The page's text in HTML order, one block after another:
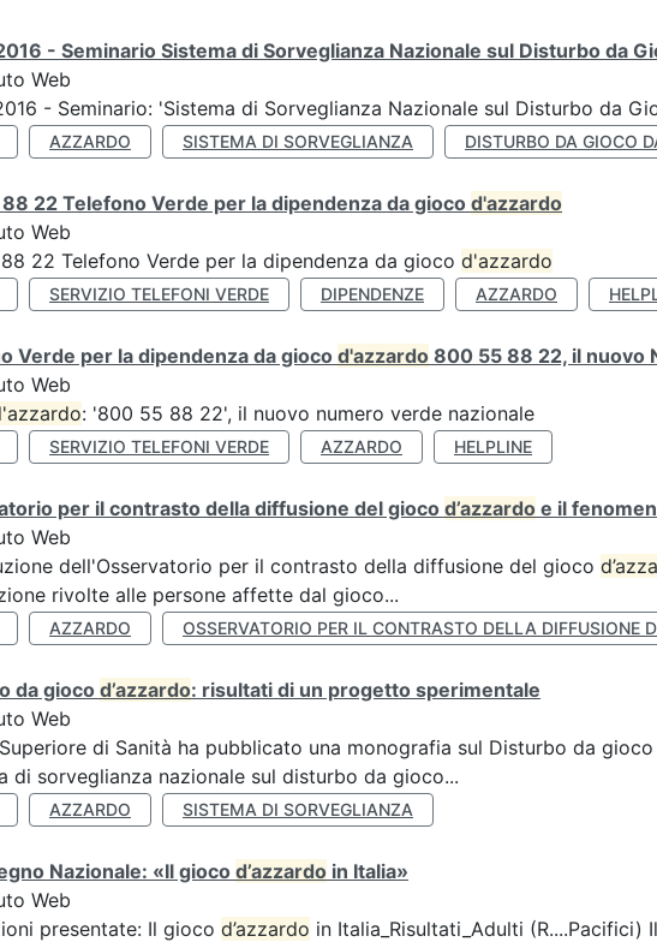
- Seminario Sistema di Sorveglianza Nazionale sul Disturbo da
Web
- Seminario: 'Sistema di Sorveglianza Nazionale sul Disturbo da
AZZARDO SISTEMA DI SORVEGLIANZA DISTURBO DA GIOCO
22 Telefono Verde per la dipendenza da gioco d'azzardo
Web
22 Telefono Verde per la dipendenza da gioco d'azzardo
SERVIZIO TELEFONI VERDE DIPENDENZE AZZARDO
Verde per la dipendenza da gioco d'azzardo 800 55 88 22, il nuovo
Web
: '800 55 88 22', il nuovo numero verde nazionale
SERVIZIO TELEFONI VERDE AZZARDO HELPLINE
per il contrasto della diffusione del gioco d’azzardo e il
Web
dell'Osservatorio per il contrasto della diffusione del gioco
rivolte alle persone affette dal gioco...
AZZARDO OSSERVATORIO PER IL CONTRASTO DELLA DIFFUSIONE
da giocod’azzardo: risultati di un progetto sperimentale
Web
di Sanità ha pubblicato una monografia sul Disturbo da gioco
di sorveglianza nazionale sul disturbo da gioco...
AZZARDO SISTEMA DI SORVEGLIANZA
Nazionale: «Il gioco d’azzardo in Italia»
Web
presentate: Il gioco d’azzardo in Italia_Risultati_Adulti (R....Pacifici)